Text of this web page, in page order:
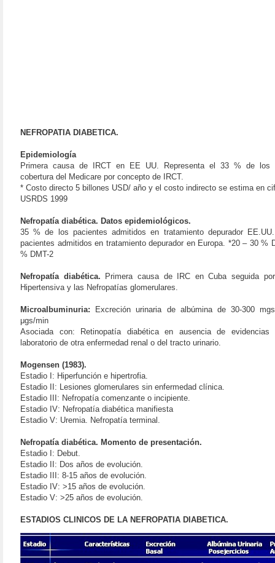
NEFROPATIA DIABETICA.
Epidemiología
Primera causa de IRCT en EE UU. Representa el 33 % de los
cobertura del Medicare por concepto de IRCT.
* Costo directo 5 billones USD/ año y el costo indirecto se estima en
USRDS 1999
Nefropatía diabética. Datos epidemiológicos.
35 % de los pacientes admitidos en tratamiento depurador
pacientes admitidos en tratamiento depurador en Europa. *20 – 30 %
% DMT-2
Nefropatía diabética. Primera causa de IRC en Cuba seguida
Hipertensiva y las Nefropatías glomerulares.
Microalbuminuria: Excreción urinaria de albúmina de 30-300
μgs/min
Asociada con: Retinopatía diabética en ausencia de
laboratorio de otra enfermedad renal o del tracto urinario.
Mogensen (1983).
Estadio I: Hiperfunción e hipertrofia.
Estadio II: Lesiones glomerulares sin enfermedad clínica.
Estadio III: Nefropatía comenzante o incipiente.
Estadio IV: Nefropatía diabética manifiesta
Estadio V: Uremia. Nefropatía terminal.
Nefropatía diabética. Momento de presentación.
Estadio I: Debut.
Estadio II: Dos años de evolución.
Estadio III: 8-15 años de evolución.
Estadio IV: >15 años de evolución.
Estadio V: >25 años de evolución.
ESTADIOS CLINICOS DE LA NEFROPATIA DIABETICA.